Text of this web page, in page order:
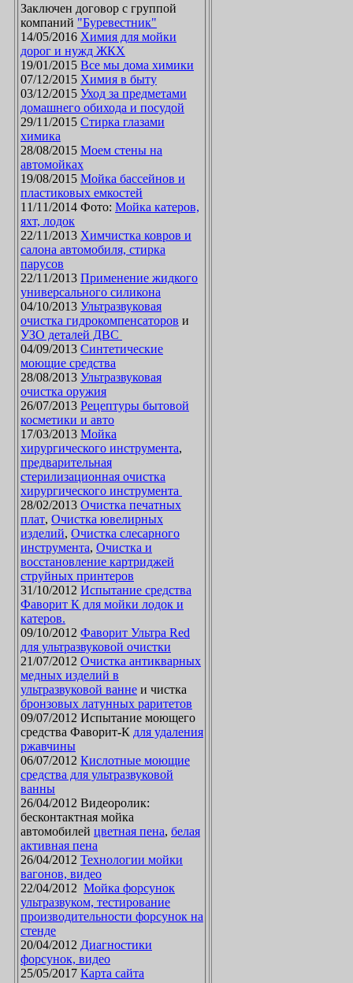
Заключен договор с группой
компаний "Буревестник"
14/05/2016 Химия для мойки
дорог и нужд ЖКХ
19/01/2015
Все мы дома химики
07/12/2015 Химия в быту
03/12/2015 Уход за предметами
домашнего обихода и посудой
29/11/2015 Стирка глазами
химика
28/08/2015 Моем стены на
автомойках
19/08/2015 Мойка бассейнов и
пластиковых емкостей
11/11/2014 Фото: Мойка катеров,
яхт, лодок
22/11/2013 Химчистка ковров и
салона автомобиля, стирка
парусов
22/11/2013 Применение жидкого
универсального силикона
04/10/2013 Ультразвуковая
очистка гидрокомпенсаторов и
УЗО деталей ДВС
04/09/2013 Синтетические
моющие средства
28/08/2013 Ультразвуковая
очистка оружия
26/07/2013 Рецептуры бытовой
косметики и авто
17/03/2013 Мойка
хирургического инструмента,
предварительная
стерилизационная очистка
хирургического инструмента
28/02/2013 Очистка печатных
плат, Очистка ювелирных
изделий, Очистка слесарного
инструмента, Очистка и
восстановление картриджей
струйных принтеров
31/10/2012 Испытание средства
Фаворит К для мойки лодок и
катеров.
09/10/2012 Фаворит Ультра Red
для ультразвуковой очистки
21/07/2012 Очистка антикварных
медных изделий в
ультразвуковой ванне и чистка
бронзовых латунных раритетов
09/07/2012 Испытание моющего
средства Фаворит-К для удаления
ржавчины
06/07/2012 Кислотные моющие
средства для ультразвуковой
ванны
26/04/2012 Видеоролик:
бесконтактная мойка
автомобилей цветная пена, белая
активная пена
26/04/2012 Технологии мойки
вагонов, видео
22/04/2012 Мойка форсунок
ультразвуком, тестирование
производительности форсунок на
стенде
20/04/2012 Диагностики
форсунок, видео
25/05/2017 Карта сайта